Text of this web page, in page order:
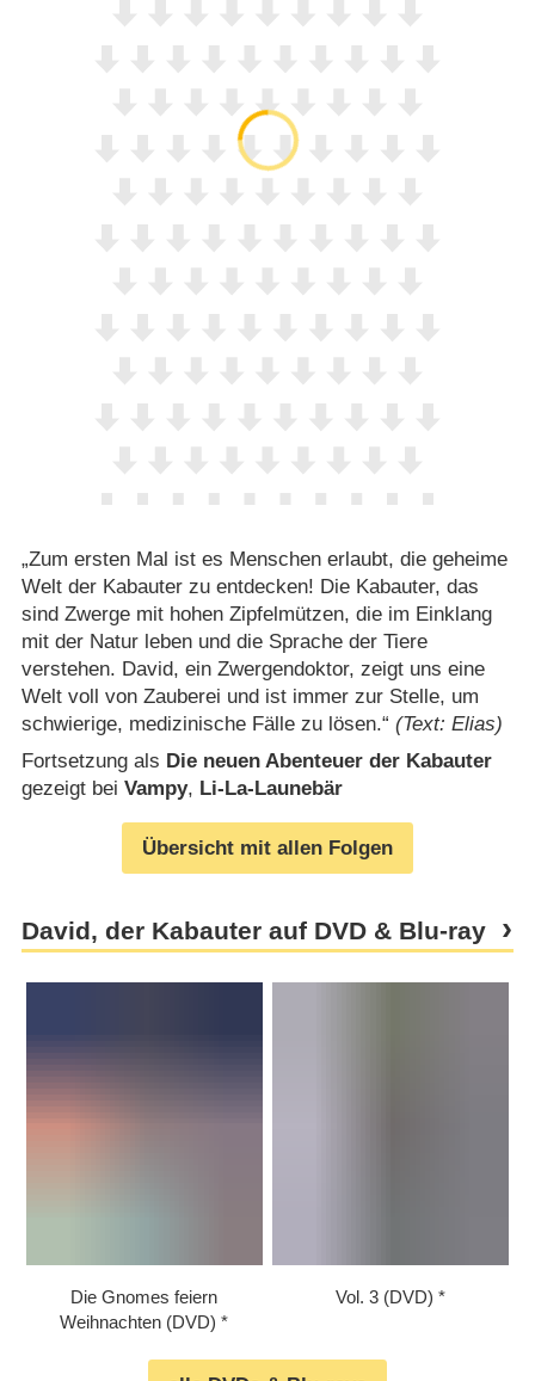
„Zum ersten Mal ist es Menschen erlaubt, die geheime
Welt der Kabauter zu entdecken! Die Kabauter, das
sind Zwerge mit hohen Zipfelmützen, die im Einklang
mit der Natur leben und die Sprache der Tiere
verstehen. David, ein Zwergendoktor, zeigt uns eine
Welt voll von Zauberei und ist immer zur Stelle, um
schwierige, medizinische Fälle zu lösen.“ (Text: Elias)
Fortsetzung als Die neuen Abenteuer der Kabauter
gezeigt bei Vampy, Li-La-Launebär
Übersicht mit allen Folgen
David, der Kabauter auf DVD & Blu-ray
Die Gnomes feiern
Weihnachten (DVD)
Vol. 3 (DVD)